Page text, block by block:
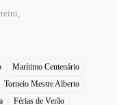
Marítimo Centenário
Torneio Mestre Alberto
Férias de Verão